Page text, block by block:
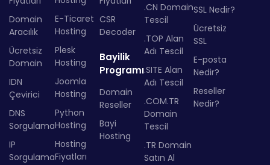
Domain
Aracılık
Ücretsiz
Domain
IDN
Çevirici
DNS
Sorgulama
IP
Sorgulama
E-Ticaret
Hosting
Plesk
Hosting
Joomla
Hosting
Python
Hosting
Hosting
Fiyatları
CSR
Decoder
Bayilik
Programı
Domain
Reseller
Bayi
Hosting
.CN Domain
Tescil
.TOP Alan
Adı Tescil
.SITE Alan
Adı Tescil
.COM.TR
Domain
Tescil
.TR Domain
Satın Al
SSL Nedir?
Ücretsiz
SSL
E-posta
Nedir?
Reseller
Nedir?